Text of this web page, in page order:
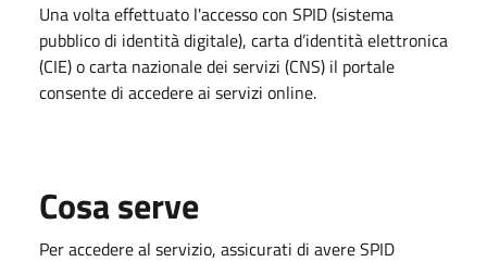
Una volta effettuato l'accesso con SPID (sistema
pubblico di identità digitale), carta d’identità elettronica
(CIE) o carta nazionale dei servizi (CNS) il portale
consente di accedere ai servizi online.
Cosa serve
Per accedere al servizio, assicurati di avere SPID